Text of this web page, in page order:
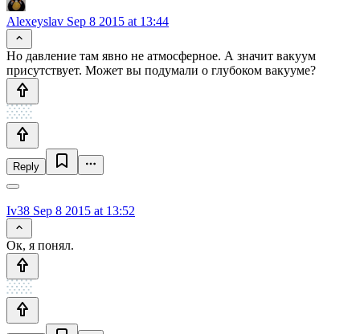
Alexeyslav Sep 8 2015 at 13:44
Но давление там явно не атмосферное. А значит вакуум
присутствует. Может вы подумали о глубоком вакууме?
Reply
Iv38 Sep 8 2015 at 13:52
Ок, я понял.